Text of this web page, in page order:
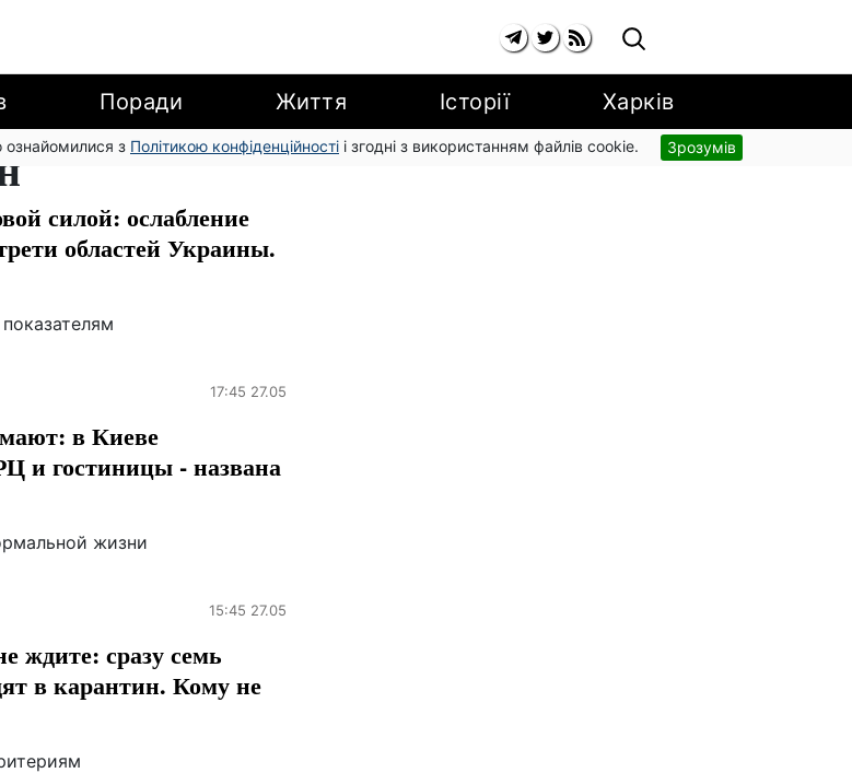
Поради Життя Історії Харків
з Політикою конфіденційності і згодні з використанням файлів cookie. Зрозумів
силой: ослабление
областей Украины.
17:45 27.05
в Киеве
и гостиницы - названа
жизни
15:45 27.05
ждите: сразу семь
в карантин. Кому не